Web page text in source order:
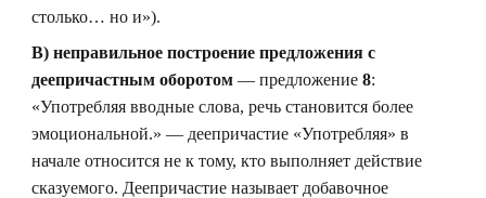
столько… но и»).
В) неправильное построение предложения с
деепричастным оборотом — предложение 8:
«Употребляя вводные слова, речь становится более
эмоциональной.» — деепричастие «Употребляя» в
начале относится не к тому, кто выполняет действие
сказуемого. Деепричастие называет добавочное